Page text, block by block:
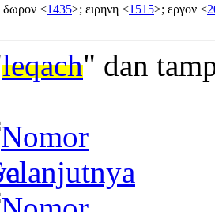
δωρον <1435>; ειρηνη <1515>; εργον <
leqach" dan